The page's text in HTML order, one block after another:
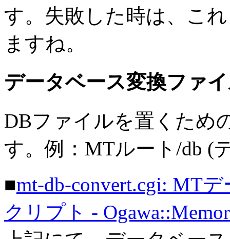
す。失敗した時は、こ
ますね。
データベース変換ファ
DBファイルを置くため
す。例：MTルート/db (
■mt-db-convert.cgi: MT
クリプト -